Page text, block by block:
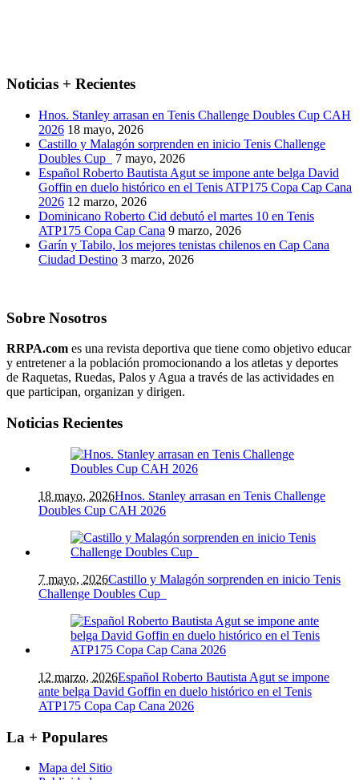
Noticias + Recientes
Hnos. Stanley arrasan en Tenis Challenge Doubles Cup CAH
2026 18 mayo, 2026
Castillo y Malagón sorprenden en inicio Tenis Challenge
Doubles Cup
7 mayo, 2026
Español Roberto Bautista Agut se impone ante belga David
Goffin en duelo histórico en el Tenis ATP175 Copa Cap Cana
2026 12 marzo, 2026
Dominicano Roberto Cid debutó el martes 10 en Tenis
ATP175 Copa Cap Cana 9 marzo, 2026
Garín y Tabilo, los mejores tenistas chilenos en Cap Cana
Ciudad Destino 3 marzo, 2026
Sobre Nosotros
RRPA.com es una revista deportiva que tiene como objetivo educar
y entretener a la población promocionando a los atletas y deportes
de Raquetas, Ruedas, Palos y Agua a través de las actividades en
que participan, organizan y dirigen.
Noticias Recientes
18 mayo, 2026Hnos. Stanley arrasan en Tenis Challenge
Doubles Cup CAH 2026
7 mayo, 2026Castillo y Malagón sorprenden en inicio Tenis
Challenge Doubles Cup
12 marzo, 2026Español Roberto Bautista Agut se impone
ante belga David Goffin en duelo histórico en el Tenis
ATP175 Copa Cap Cana 2026
La + Populares
Mapa del Sitio